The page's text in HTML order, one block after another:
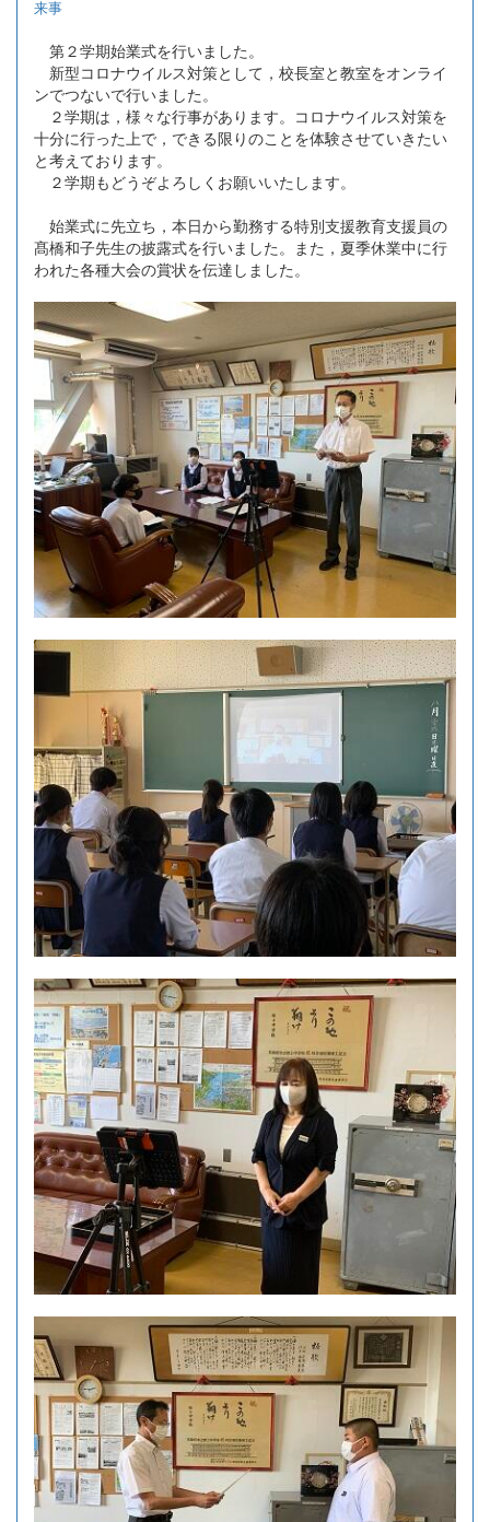
来事
第２学期始業式を行いました。
新型コロナウイルス対策として，校長室と教室をオンライ
ンでつないで行いました。
２学期は，様々な行事があります。コロナウイルス対策を
十分に行った上で，できる限りのことを体験させていきたい
と考えております。
２学期もどうぞよろしくお願いいたします。
始業式に先立ち，本日から勤務する特別支援教育支援員の
髙橋和子先生の披露式を行いました。また，夏季休業中に行
われた各種大会の賞状を伝達しました。